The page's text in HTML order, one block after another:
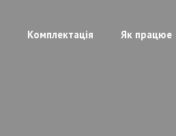
Комплектація Як працюе